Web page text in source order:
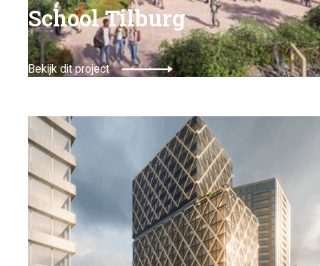
School Tilburg
Bekijk dit project